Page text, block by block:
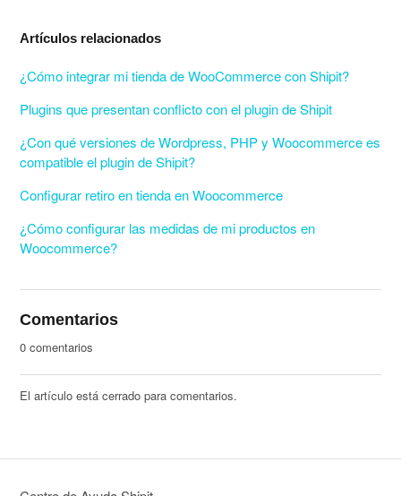
Artículos relacionados
¿Cómo integrar mi tienda de WooCommerce con Shipit?
Plugins que presentan conflicto con el plugin de Shipit
¿Con qué versiones de Wordpress, PHP y Woocommerce es
compatible el plugin de Shipit?
Configurar retiro en tienda en Woocommerce
¿Cómo configurar las medidas de mi productos en
Woocommerce?
Comentarios
0 comentarios
El artículo está cerrado para comentarios.